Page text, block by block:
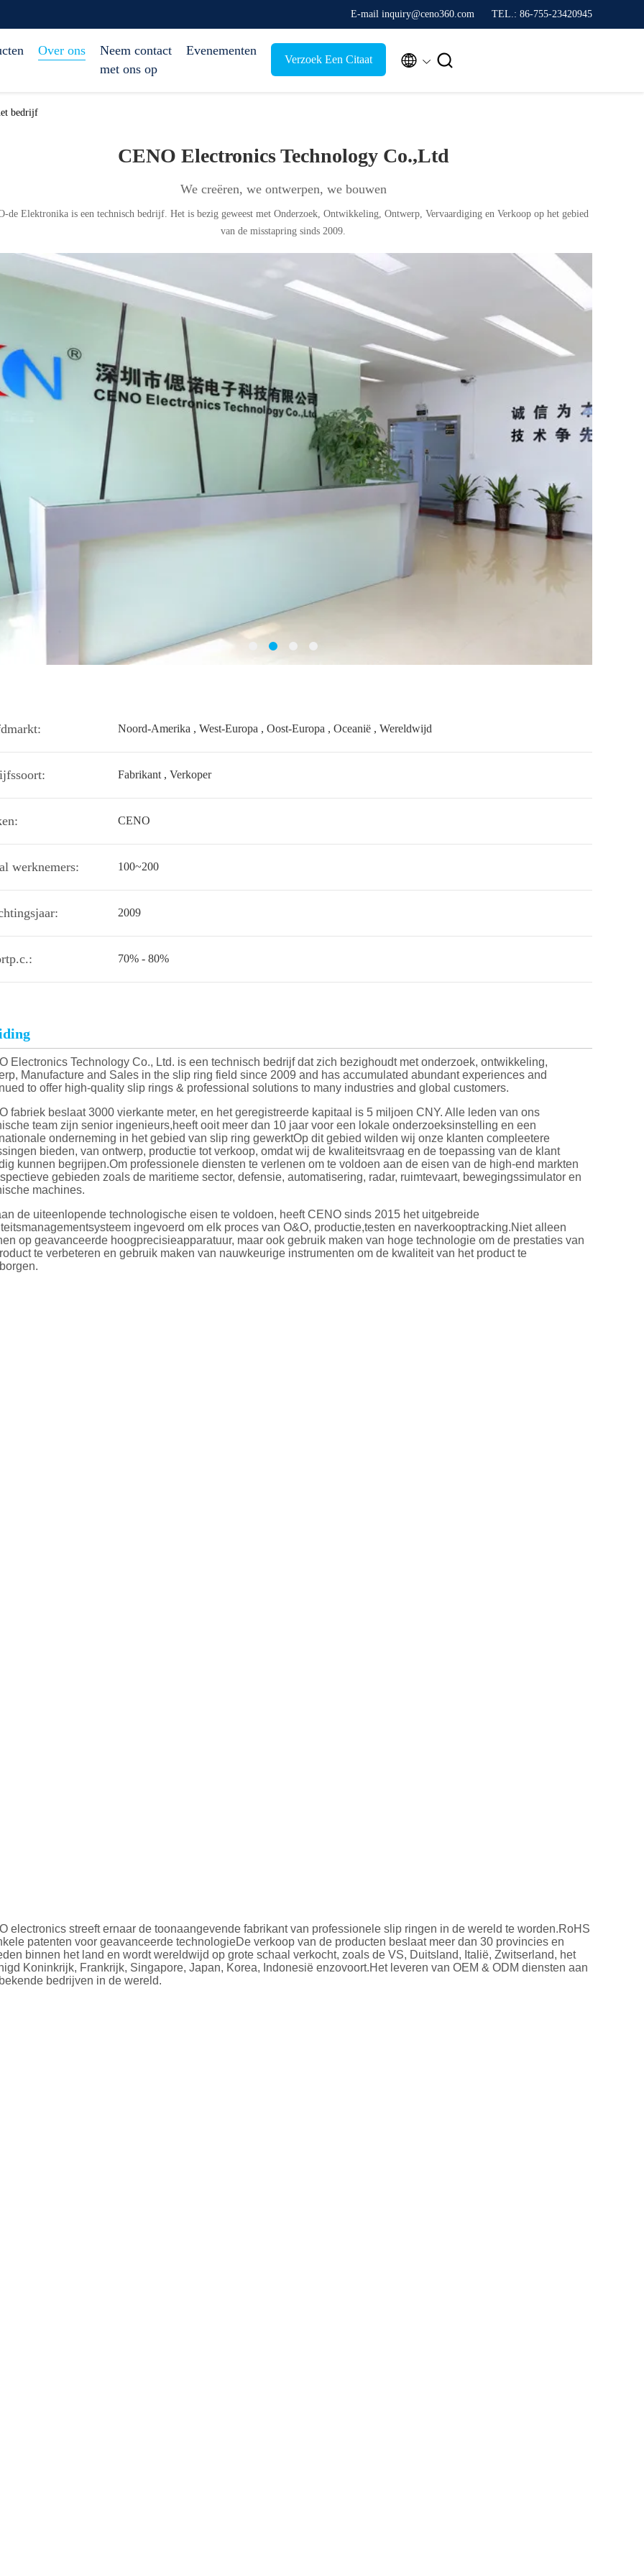
E-mail inquiry@ceno360.com TEL.: 86-755-23420945
Over ons
Neem contact
met ons op
Evenementen
Verzoek Een Citaat  
bedrijf
CENO Electronics Technology Co.,Ltd
We creëren, we ontwerpen, we bouwen
de Elektronika is een technisch bedrijf. Het is bezig geweest met Onderzoek, Ontwikkeling, Ontwerp, Vervaardiging en Verkoop op het gebied
van de misstapring sinds 2009.
Noord-Amerika , West-Europa , Oost-Europa , Oceanië , Wereldwijd
Fabrikant , Verkoper
CENO
werknemers: 100~200
2009
70% - 80%
Electronics Technology Co., Ltd. is een technisch bedrijf dat zich bezighoudt met onderzoek, ontwikkeling,
Manufacture and Sales in the slip ring field since 2009 and has accumulated abundant experiences and
to offer high-quality slip rings & professional solutions to many industries and global customers.
fabriek beslaat 3000 vierkante meter, en het geregistreerde kapitaal is 5 miljoen CNY. Alle leden van ons
team zijn senior ingenieurs,heeft ooit meer dan 10 jaar voor een lokale onderzoeksinstelling en een
onderneming in het gebied van slip ring gewerktOp dit gebied wilden wij onze klanten compleetere
bieden, van ontwerp, productie tot verkoop, omdat wij de kwaliteitsvraag en de toepassing van de klant
kunnen begrijpen.Om professionele diensten te verlenen om te voldoen aan de eisen van de high-end markten
gebieden zoals de maritieme sector, defensie, automatisering, radar, ruimtevaart, bewegingssimulator en
machines.
de uiteenlopende technologische eisen te voldoen, heeft CENO sinds 2015 het uitgebreide
ingevoerd om elk proces van O&O, productie,testen en naverkooptracking.Niet alleen
op geavanceerde hoogprecisieapparatuur, maar ook gebruik maken van hoge technologie om de prestaties van
te verbeteren en gebruik maken van nauwkeurige instrumenten om de kwaliteit van het product te
electronics streeft ernaar de toonaangevende fabrikant van professionele slip ringen in de wereld te worden.RoHS
patenten voor geavanceerde technologieDe verkoop van de producten beslaat meer dan 30 provincies en
binnen het land en wordt wereldwijd op grote schaal verkocht, zoals de VS, Duitsland, Italië, Zwitserland, het
Koninkrijk, Frankrijk, Singapore, Japan, Korea, Indonesië enzovoort.Het leveren van OEM & ODM diensten aan
bedrijven in de wereld.